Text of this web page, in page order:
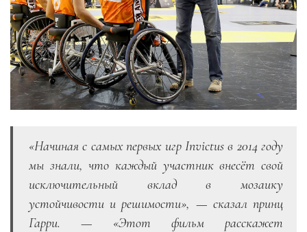
«Начиная с самых первых игр Invictus в 2014 году
мы знали, что каждый участник внесёт свой
исключительный вклад в мозаику
устойчивости и решимости», — сказал принц
Гарри. — «Этот фильм расскажет